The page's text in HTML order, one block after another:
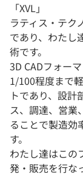
「XVL」
ラティス・テク
であり、わたし
術です。
3D CADフォー
1/100程度まで
トであり、設
ス、調達、営業
ることで製造効
す。
わたし達はこの
発・販売を行な